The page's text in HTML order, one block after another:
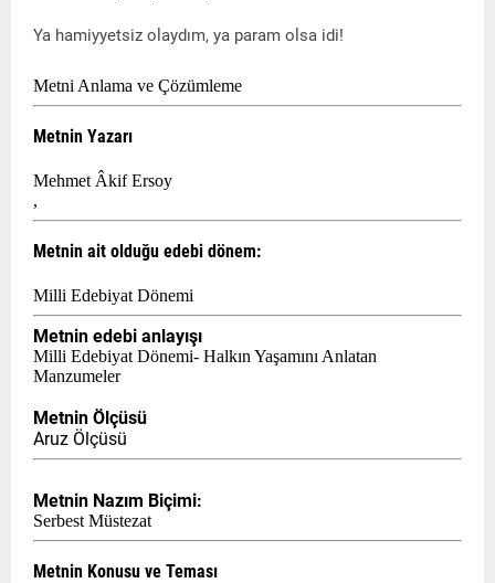
Ya hamiyyetsiz olaydım, ya param olsa idi!
Metni Anlama ve Çözümleme
Metnin Yazarı
Mehmet Âkif Ersoy
,
Metnin ait olduğu edebi dönem:
Milli Edebiyat Dönemi
Metnin edebi anlayışı
Milli Edebiyat Dönemi- Halkın Yaşamını Anlatan
Manzumeler
Metnin Ölçüsü
Aruz Ölçüsü
Metnin Nazım Biçimi:
Serbest Müstezat
Metnin Konusu ve Teması